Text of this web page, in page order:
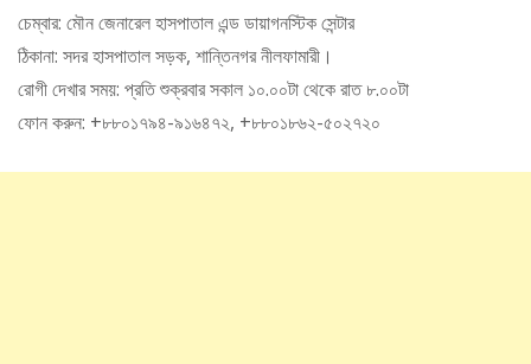
চেম্বার: মৌন জেনারেল হাসপাতাল এন্ড ডায়াগনস্টিক সেন্টার
ঠিকানা: সদর হাসপাতাল সড়ক, শান্তিনগর নীলফামারী।
রোগী দেখার সময়: প্রতি শুক্রবার সকাল ১০.০০টা থেকে রাত ৮.০০টা
ফোন করুন: +৮৮০১৭৯৪-৯১৬৪৭২, +৮৮০১৮৬২-৫০২৭২০